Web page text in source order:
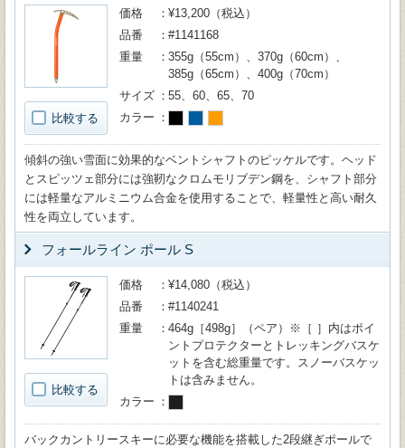
比較する
価格
¥13,200（税込）
品番
#1141168
重量
355g（55cm）、370g（60cm）、
385g（65cm）、400g（70cm）
サイズ
55、60、65、70
カラー
傾斜の強い雪面に効果的なベントシャフトのピッケルです。ヘッド
とスピッツェ部分には強靭なクロムモリブデン鋼を、シャフト部分
には軽量なアルミニウム合金を使用することで、軽量性と高い耐久
性を両立しています。
フォールライン ポール S
比較する
価格
¥14,080（税込）
品番
#1140241
重量
464g［498g］（ペア）※［ ］内はポイ
ントプロテクターとトレッキングバスケ
ットを含む総重量です。スノーバスケッ
トは含みません。
カラー
バックカントリースキーに必要な機能を搭載した2段継ぎポールで